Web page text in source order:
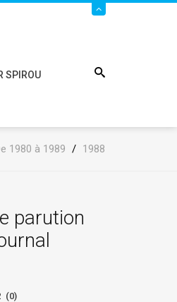
SPIROU
1980 à 1989 / 1988
parution
(0)